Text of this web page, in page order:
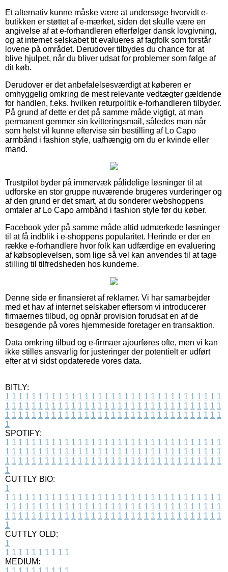
Et alternativ kunne måske være at undersøge hvorvidt e-
butikken er støttet af e-mærket, siden det skulle være en
angivelse af at e-forhandleren efterfølger dansk lovgivning,
og at internet selskabet tit evalueres af fagfolk som forstår
lovene på området. Derudover tilbydes du chance for at
blive hjulpet, når du bliver udsat for problemer som følge af
dit køb.
Derudover er det anbefalelsesværdigt at køberen er
omhyggelig omkring de mest relevante vedtægter gældende
for handlen, f.eks. hvilken returpolitik e-forhandleren tilbyder.
På grund af dette er det på samme måde vigtigt, at man
permanent gemmer sin kvitteringsmail, således man når
som helst vil kunne eftervise sin bestilling af Lo Capo
armbånd i fashion style, uafhængig om du er kvinde eller
mand.
Trustpilot byder på immervæk pålidelige løsninger til at
udforske en stor gruppe nuværende brugeres vurderinger og
af den grund er det smart, at du sonderer webshoppens
omtaler af Lo Capo armbånd i fashion style før du køber.
Facebook yder på samme måde altid udmærkede løsninger
til at få indblik i e-shoppens popularitet. Herinde er der en
række e-forhandlere hvor folk kan udfærdige en evaluering
af købsoplevelsen, som lige så vel kan anvendes til at tage
stilling til tilfredsheden hos kunderne.
Denne side er finansieret af reklamer. Vi har samarbejder
med et hav af internet selskaber eftersom vi introducerer
firmaernes tilbud, og opnår provision forudsat en af de
besøgende på vores hjemmeside foretager en transaktion.
Data omkring tilbud og e-firmaer ajourføres ofte, men vi kan
ikke stilles ansvarlig for justeringer der potentielt er udført
efter at vi sidst opdaterede vores data.
BITLY:
1 1 1 1 1 1 1 1 1 1 1 1 1 1 1 1 1 1 1 1 1 1 1 1 1 1 1 1 1 1 1 1 1
1 1 1 1 1 1 1 1 1 1 1 1 1 1 1 1 1 1 1 1 1 1 1 1 1 1 1 1 1 1 1 1 1
1 1 1 1 1 1 1 1 1 1 1 1 1 1 1 1 1 1 1 1 1 1 1 1 1 1 1 1 1 1 1 1 1
1
SPOTIFY:
1 1 1 1 1 1 1 1 1 1 1 1 1 1 1 1 1 1 1 1 1 1 1 1 1 1 1 1 1 1 1 1 1
1 1 1 1 1 1 1 1 1 1 1 1 1 1 1 1 1 1 1 1 1 1 1 1 1 1 1 1 1 1 1 1 1
1 1 1 1 1 1 1 1 1 1 1 1 1 1 1 1 1 1 1 1 1 1 1 1 1 1 1 1 1 1 1 1 1
1
CUTTLY BIO:
1
1 1 1 1 1 1 1 1 1 1 1 1 1 1 1 1 1 1 1 1 1 1 1 1 1 1 1 1 1 1 1 1 1
1 1 1 1 1 1 1 1 1 1 1 1 1 1 1 1 1 1 1 1 1 1 1 1 1 1 1 1 1 1 1 1 1
1 1 1 1 1 1 1 1 1 1 1 1 1 1 1 1 1 1 1 1 1 1 1 1 1 1 1 1 1 1 1 1 1
1
CUTTLY OLD:
1
1 1 1 1 1 1 1 1 1 1
MEDIUM: